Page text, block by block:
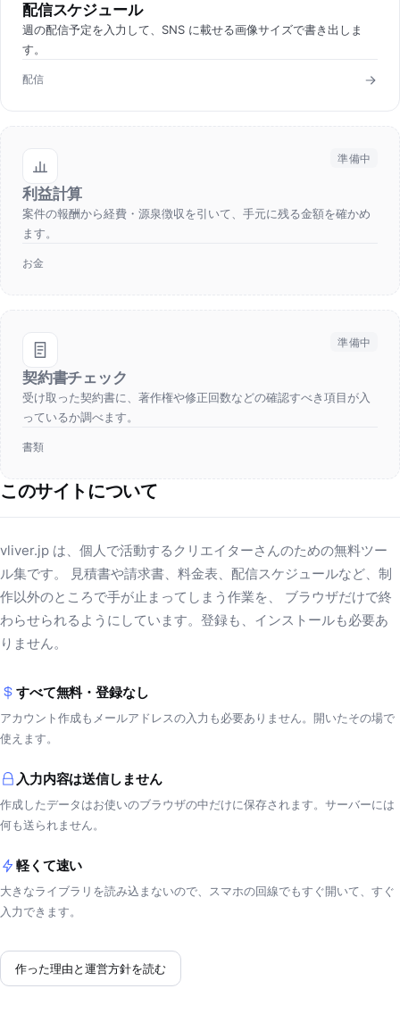
配信スケジュール
週の配信予定を入力して、SNS に載せる画像サイズで書き出しま
す。
配信
準備中
利益計算
案件の報酬から経費・源泉徴収を引いて、手元に残る金額を確かめ
ます。
お金
準備中
契約書チェック
受け取った契約書に、著作権や修正回数などの確認すべき項目が入
っているか調べます。
書類
このサイトについて
vliver.jp は、個人で活動するクリエイターさんのための無料ツー
ル集です。 見積書や請求書、料金表、配信スケジュールなど、制
作以外のところで手が止まってしまう作業を、 ブラウザだけで終
わらせられるようにしています。登録も、インストールも必要あ
りません。
すべて無料・登録なし
アカウント作成もメールアドレスの入力も必要ありません。開いたその場で
使えます。
入力内容は送信しません
作成したデータはお使いのブラウザの中だけに保存されます。サーバーには
何も送られません。
軽くて速い
大きなライブラリを読み込まないので、スマホの回線でもすぐ開いて、すぐ
入力できます。
作った理由と運営方針を読む